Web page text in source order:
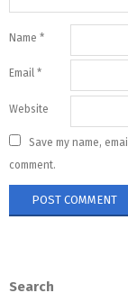
Name *
Email *
Website
Save my name,
comment.
Search